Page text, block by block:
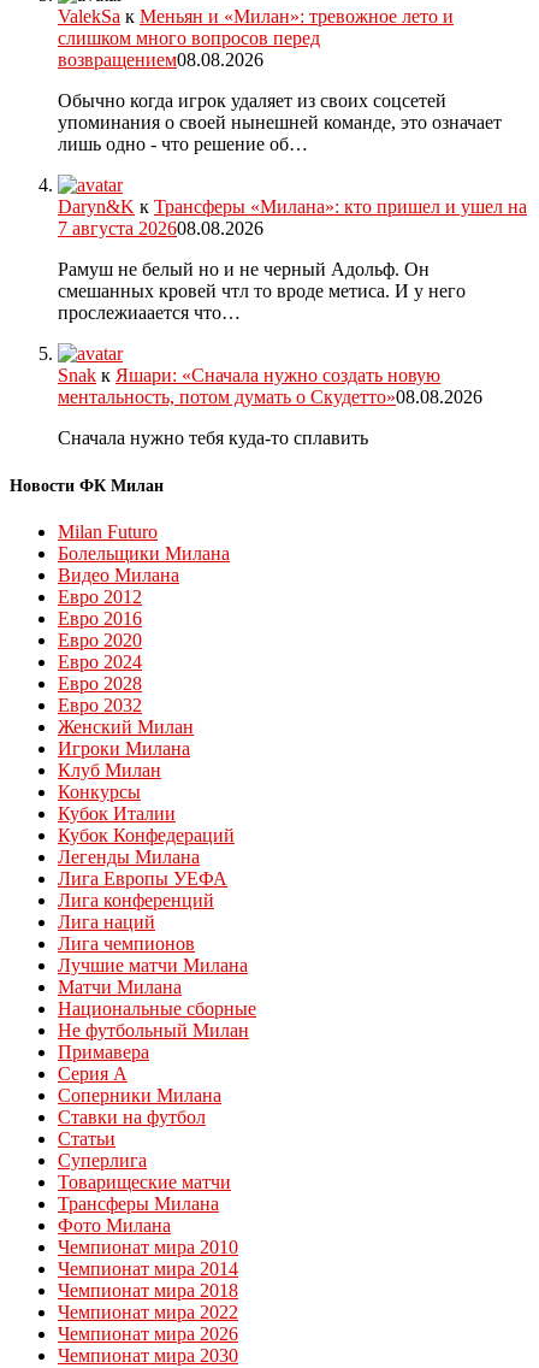
ValekSa к Меньян и «Милан»: тревожное лето и
слишком много вопросов перед
возвращением08.08.2026
Обычно когда игрок удаляет из своих соцсетей
упоминания о своей нынешней команде, это означает
лишь одно - что решение об…
Daryn&K к Трансферы «Милана»: кто пришел и ушел на
7 августа 202608.08.2026
Рамуш не белый но и не черный Адольф. Он
смешанных кровей чтл то вроде метиса. И у него
прослежиаается что…
Snak к Яшари: «Сначала нужно создать новую
ментальность, потом думать о Скудетто»08.08.2026
Сначала нужно тебя куда-то сплавить
Новости ФК Милан
Milan Futuro
Болельщики Милана
Видео Милана
Евро 2012
Евро 2016
Евро 2020
Евро 2024
Евро 2028
Евро 2032
Женский Милан
Игроки Милана
Клуб Милан
Конкурсы
Кубок Италии
Кубок Конфедераций
Легенды Милана
Лига Европы УЕФА
Лига конференций
Лига наций
Лига чемпионов
Лучшие матчи Милана
Матчи Милана
Национальные сборные
Не футбольный Милан
Примавера
Серия А
Соперники Милана
Ставки на футбол
Статьи
Суперлига
Товарищеские матчи
Трансферы Милана
Фото Милана
Чемпионат мира 2010
Чемпионат мира 2014
Чемпионат мира 2018
Чемпионат мира 2022
Чемпионат мира 2026
Чемпионат мира 2030